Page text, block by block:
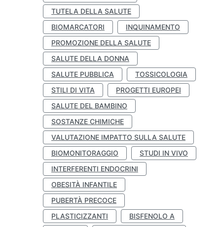
TUTELA DELLA SALUTE
BIOMARCATORI
INQUINAMENTO
PROMOZIONE DELLA SALUTE
SALUTE DELLA DONNA
SALUTE PUBBLICA
TOSSICOLOGIA
STILI DI VITA
PROGETTI EUROPEI
SALUTE DEL BAMBINO
SOSTANZE CHIMICHE
VALUTAZIONE IMPATTO SULLA SALUTE
BIOMONITORAGGIO
STUDI IN VIVO
INTERFERENTI ENDOCRINI
OBESITÀ INFANTILE
PUBERTÀ PRECOCE
PLASTICIZZANTI
BISFENOLO A